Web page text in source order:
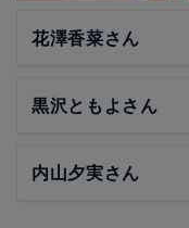
花澤香菜さん
黒沢ともよさん
内山夕実さん